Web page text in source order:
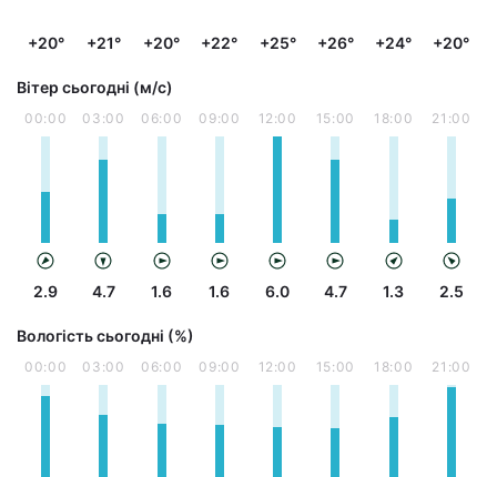
+20° +21° +20° +22° +25° +26° +24° +20°
Вітер сьогодні (м/с)
00:00
2.9
03:00
4.7
06:00
1.6
09:00
1.6
12:00
6.0
15:00
4.7
18:00
1.3
21:00
2.5
Вологість сьогодні (%)
00:00 03:00 06:00 09:00 12:00 15:00 18:00 21:00